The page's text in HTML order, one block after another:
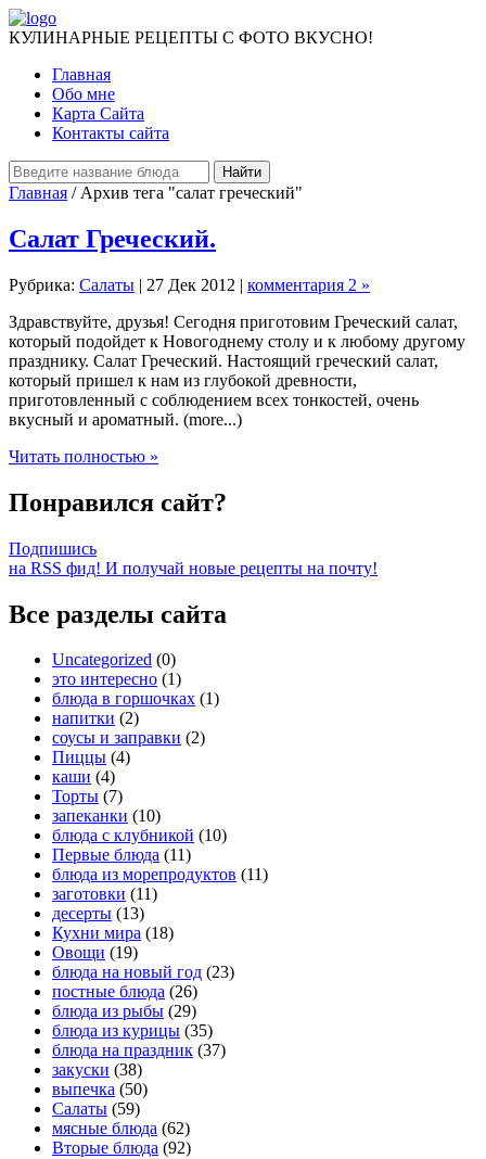
КУЛИНАРНЫЕ РЕЦЕПТЫ С ФОТО ВКУСНО!
Главная
Обо мне
Карта Сайта
Контакты сайта
Главная / Архив тега "салат греческий"
Салат Греческий.
Рубрика: Салаты | 27 Дек 2012 | комментария 2 »
Здравствуйте, друзья! Сегодня приготовим Греческий салат,
который подойдет к Новогоднему столу и к любому другому
празднику. Салат Греческий. Настоящий греческий салат,
который пришел к нам из глубокой древности,
приготовленный с соблюдением всех тонкостей, очень
вкусный и ароматный. (more...)
Читать полностью »
Понравился сайт?
Подпишись
на RSS фид! И получай новые рецепты на почту!
Все разделы сайта
Uncategorized (0)
это интересно (1)
блюда в горшочках (1)
напитки (2)
соусы и заправки (2)
Пиццы (4)
каши (4)
Торты (7)
запеканки (10)
блюда с клубникой (10)
Первые блюда (11)
блюда из морепродуктов (11)
заготовки (11)
десерты (13)
Кухни мира (18)
Овощи (19)
блюда на новый год (23)
постные блюда (26)
блюда из рыбы (29)
блюда из курицы (35)
блюда на праздник (37)
закуски (38)
выпечка (50)
Салаты (59)
мясные блюда (62)
Вторые блюда (92)